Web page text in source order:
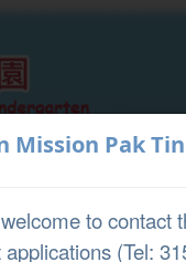
Mission Pak
to contact
(Tel:
About Us